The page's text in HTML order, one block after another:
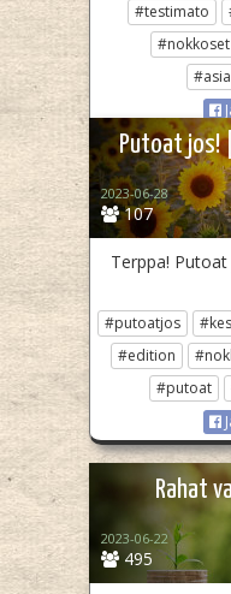
#testimato
#nokkoset
Putoat
107
2023-06-28
Terppa!
#putoatjos
#edition
#putoat
Rahat
495
2023-06-22